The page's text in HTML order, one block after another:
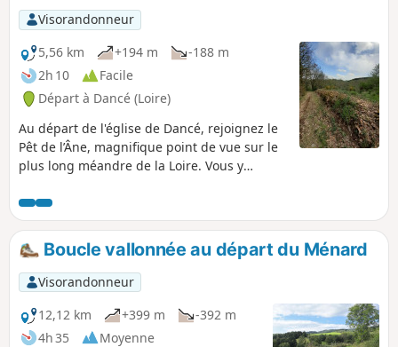
Visorandonneur
5,56 km
+194 m
-188 m
2h 10
Facile
Départ à Dancé (Loire)
Au départ de l'église de Dancé, rejoignez le
Pêt de l’Âne, magnifique point de vue sur le
plus long méandre de la Loire. Vous y
randonnée des bords de Loire. Vous pourrez
rentrer par le bois de Cierve, très beau sous-
bois. Du chemin menant à la Madone, belle
vue panoramique, à l'Est les Monts du
Lyonnais, au Sud les Monts du Pilat, puis en
allant vers l'Ouest les Monts du Forez avec
Pierre-sur-Haute et les Monts de la
Madeleine.
Boucle vallonnée au départ du Ménard
Visorandonneur
12,12 km
+399 m
-392 m
4h 35
Moyenne